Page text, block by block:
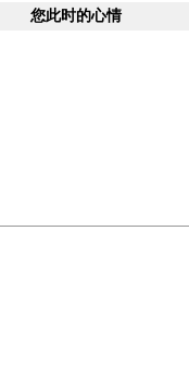
您此时的心情